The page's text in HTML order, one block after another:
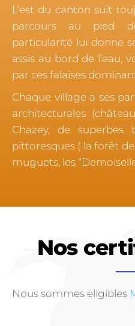
L’est du canton suit
parcours au pied
particularité lui donne
assis au bord de l’eau,
par ces falaises
Chaque village a ses
architecturales
Chazey, de superbes
pittoresques ( la forêt
muguets, les
Nos
Nous sommes eligibles